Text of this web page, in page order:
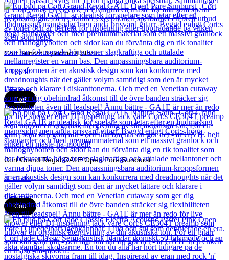
Cort Sunset Nylectric II Black
7 135kr
Läs mer
Cort
Cort Grand Regal GA1E Open Pore Sunburst
3 575kr
Läs mer
Cort